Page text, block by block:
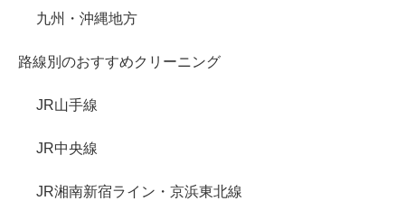
九州・沖縄地方
路線別のおすすめクリーニング
JR山手線
JR中央線
JR湘南新宿ライン・京浜東北線